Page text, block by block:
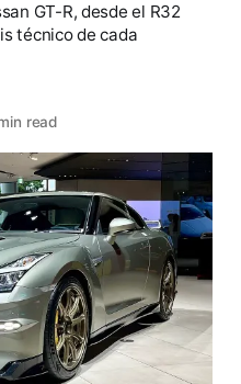
GT-R, desde el R32
técnico de cada
read